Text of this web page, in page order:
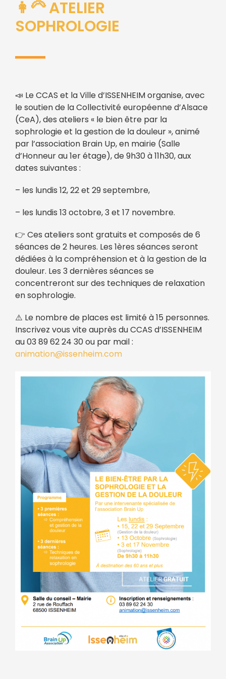
👩‍🦳 ATELIER
SOPHROLOGIE
📣 Le CCAS et la Ville d’ISSENHEIM organise, avec
le soutien de la Collectivité européenne d’Alsace
(CeA), des ateliers « le bien être par la
sophrologie et la gestion de la douleur », animé
par l’association Brain Up, en mairie (Salle
d’Honneur au 1er étage), de 9h30 à 11h30, aux
dates suivantes :
– les lundis 12, 22 et 29 septembre,
– les lundis 13 octobre, 3 et 17 novembre.
👉 Ces ateliers sont gratuits et composés de 6
séances de 2 heures. Les 1ères séances seront
dédiées à la compréhension et à la gestion de la
douleur. Les 3 dernières séances se
concentreront sur des techniques de relaxation
en sophrologie.
⚠️ Le nombre de places est limité à 15 personnes.
Inscrivez vous vite auprès du CCAS d’ISSENHEIM
au 03 89 62 24 30 ou par mail :
animation@issenheim.com